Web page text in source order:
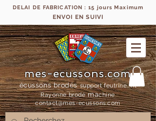
DELAI DE FABRICATION : 15 jours Maximum
ENVOI EN SUIVI
mes-ecussons.com
écussons brodés support feutrine, fil
Rayonne brodémachine
contact@mes-ecussons.com